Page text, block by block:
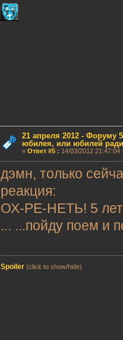
21 апреля 2012 - Форуму
юбилея, или юбилей
« Ответ #5: 14/03/2012 21:47:04
дэмн, только
реакция:
ОХ-РЕ-НЕТЬ! 5
... ...пойду поем и
Spoiler (click to show/hide)